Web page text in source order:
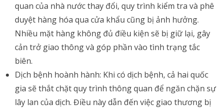
quan của nhà nước thay đổi, quy trình kiểm tra và phê
duyệt hàng hóa qua cửa khẩu cũng bị ảnh hưởng.
Nhiều mặt hàng không đủ điều kiện sẽ bị giữ lại, gây
cản trở giao thông và góp phần vào tình trạng tắc
biên.
Dịch bệnh hoành hành: Khi có dịch bệnh, cả hai quốc
gia sẽ thắt chặt quy trình thông quan để ngăn chặn sự
lây lan của dịch. Điều này dẫn đến việc giao thương bị